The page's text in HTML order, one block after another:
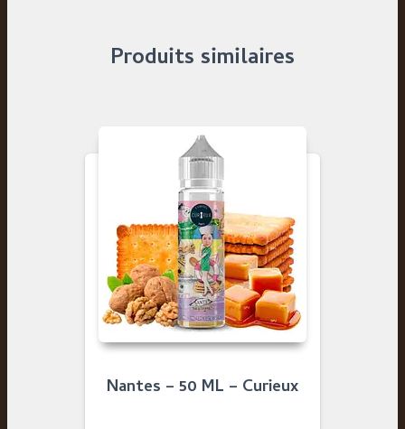
Produits similaires
Nantes – 50 ML – Curieux